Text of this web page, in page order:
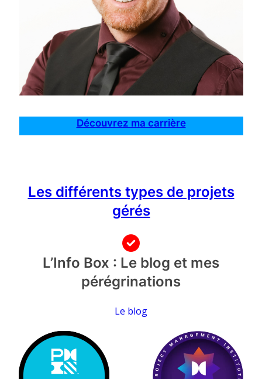
Découvrez ma carrière
Les différents types de projets
gérés
L’Info Box : Le blog et mes
pérégrinations
Le blog
KICKOFF Agile PMI